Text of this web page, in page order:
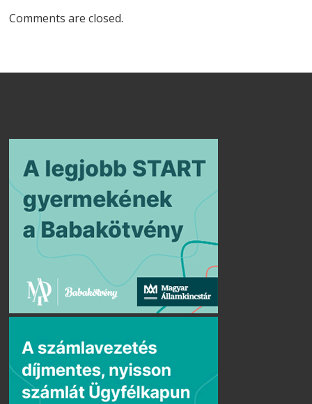
Comments are closed.